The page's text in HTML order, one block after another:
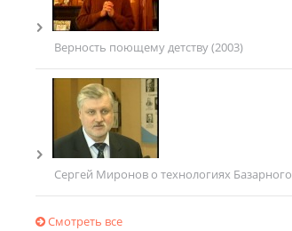
Верность поющему детству (2003)
Сергей Миронов о технологиях Базарного
Смотреть все